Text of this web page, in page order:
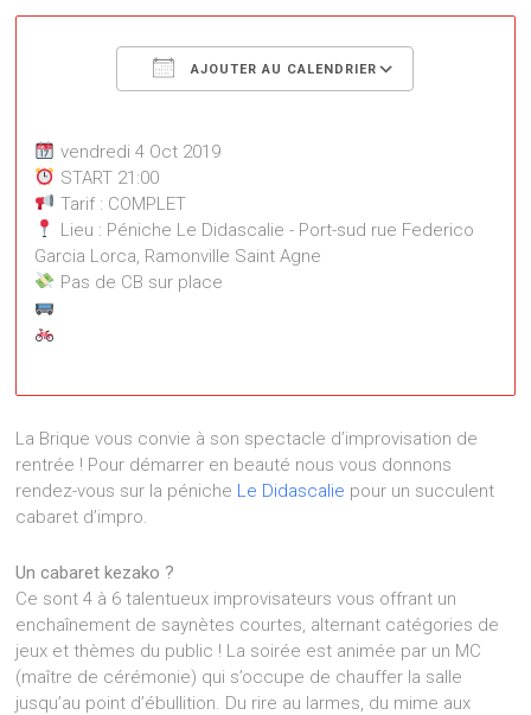
La Brique vous convie à son spectacle d’improvisation de
rentrée ! Pour démarrer en beauté nous vous donnons
rendez-vous sur la péniche Le Didascalie pour un succulent
cabaret d’impro.
Un cabaret kezako ?
Ce sont 4 à 6 talentueux improvisateurs vous offrant un
enchaînement de saynètes courtes, alternant catégories de
jeux et thèmes du public ! La soirée est animée par un MC
(maître de cérémonie) qui s’occupe de chauffer la salle
jusqu’au point d’ébullition. Du rire au larmes, du mime aux
AJOUTER AU CALENDRIER
Télécharger ICS
vendredi 4 Oct 2019
START 21:00
Tarif : COMPLET
Lieu : Péniche Le Didascalie - Port-sud rue Federico
Garcia Lorca, Ramonville Saint Agne
Pas de CB sur place
Port-sud rue Federico Garcia Lorca - Ramonville
Événements